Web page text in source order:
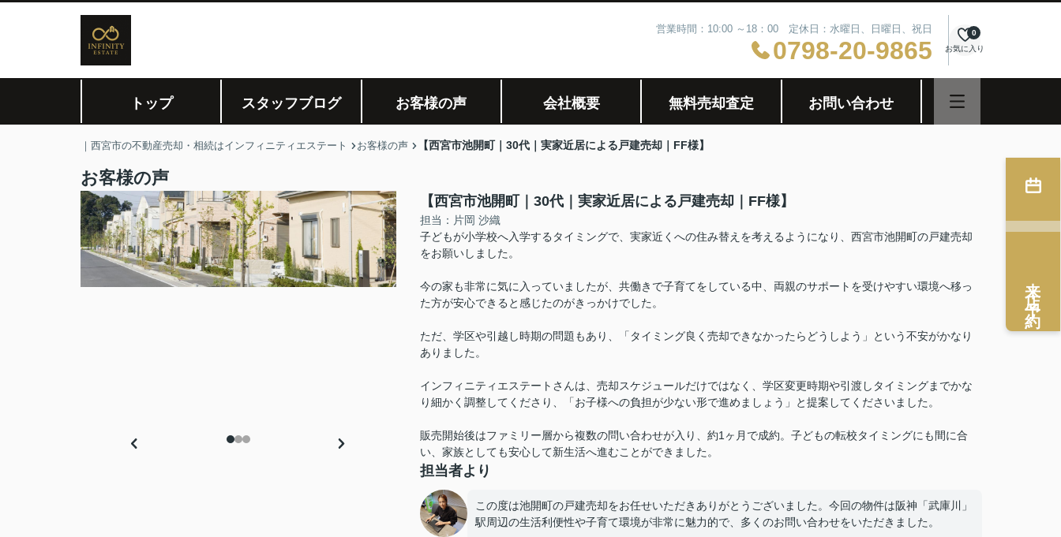
営業時間：10:00 ～18：00 定休日：水曜日、日曜日、祝日
0798-20-9865 お気に入り
0
トップ スタッフブログ お客様の声 会社概要 無料売却査定 お問い合わせ
｜西宮市の不動産売却・相続はインフィニティエステート お客様の声 【西宮市池開町｜30代｜実家近居による戸建売却｜FF様】
お客様の声
【西宮市池開町｜30代｜実家近居による戸建売却｜FF様】
担当：片岡 沙織
子どもが小学校へ入学するタイミングで、実家近くへの住み替えを考えるようになり、西宮市池開町の戸建売却
をお願いしました。
今の家も非常に気に入っていましたが、共働きで子育てをしている中、両親のサポートを受けやすい環境へ移っ
た方が安心できると感じたのがきっかけでした。
ただ、学区や引越し時期の問題もあり、「タイミング良く売却できなかったらどうしよう」という不安がかなり
ありました。
インフィニティエステートさんは、売却スケジュールだけではなく、学区変更時期や引渡しタイミングまでかな
り細かく調整してくださり、「お子様への負担が少ない形で進めましょう」と提案してくださいました。
販売開始後はファミリー層から複数の問い合わせが入り、約1ヶ月で成約。子どもの転校タイミングにも間に合
い、家族としても安心して新生活へ進むことができました。
担当者より
この度は池開町の戸建売却をお任せいただきありがとうございました。今回の物件は阪神「武庫川」
駅周辺の生活利便性や子育て環境が非常に魅力的で、多くのお問い合わせをいただきました。
来店予約